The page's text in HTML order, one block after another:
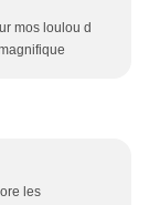
mos loulou d
les